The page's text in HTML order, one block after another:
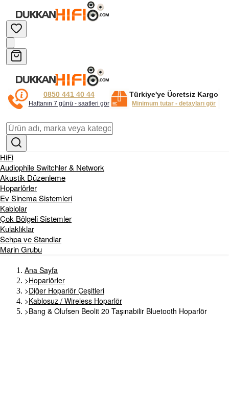
0850 441 40 44
Haftanın 7 günü - saatleri gör
Türkiye'ye Ücretsiz Kargo
Minimum tutar - detayları gör
HiFi
Audiophile Switchler & Network
Akustik Düzenleme
Hoparlörler
Ev Sinema Sistemleri
Kablolar
Çok Bölgeli Sistemler
Kulaklıklar
Sehpa ve Standlar
Marin Grubu
Ana Sayfa
>Hoparlörler
>Diğer Hoparlör Çeşitleri
>Kablosuz / Wireless Hoparlör
>Bang & Olufsen Beolit 20 Taşınabilir Bluetooth Hoparlör